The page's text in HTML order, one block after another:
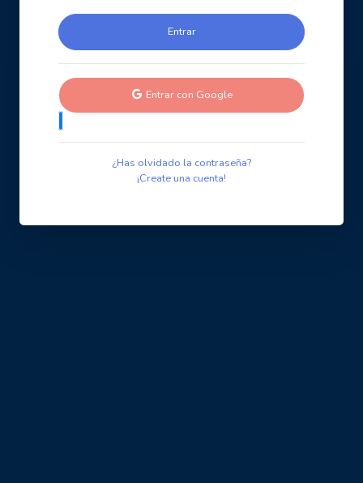
Entrar con Google
¿Has olvidado la contraseña?
¡Create una cuenta!